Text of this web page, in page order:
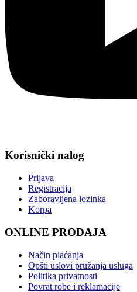
Korisnički nalog
Prijava
Registracija
Zaboravljena lozinka
Korpa
ONLINE PRODAJA
Način plaćanja
Opšti uslovi pružanja usluga
Politika privatnosti
Povrat robe i reklamacije